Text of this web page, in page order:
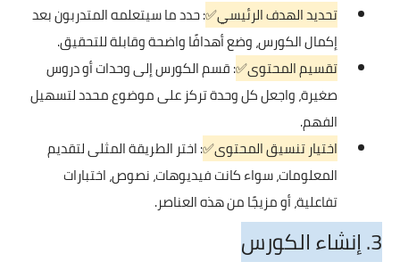
تحديد الهدف الرئيسي✅: حدد ما سيتعلمه المتدربون بعد
إكمال الكورس، وضع أهدافًا واضحة وقابلة للتحقيق.
تقسيم المحتوى✅: قسم الكورس إلى وحدات أو دروس
صغيرة، واجعل كل وحدة تركز على موضوع محدد لتسهيل
الفهم.
اختيار تنسيق المحتوى✅: اختر الطريقة المثلى لتقديم
المعلومات، سواء كانت فيديوهات، نصوص، اختبارات
تفاعلية، أو مزيجًا من هذه العناصر.
3. إنشاء الكورس